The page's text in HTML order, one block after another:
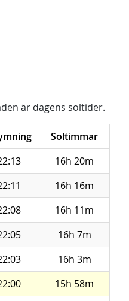
är dagens soltider.
Soltimmar
16h 20m
16h 16m
16h 11m
16h 7m
16h 3m
15h 58m